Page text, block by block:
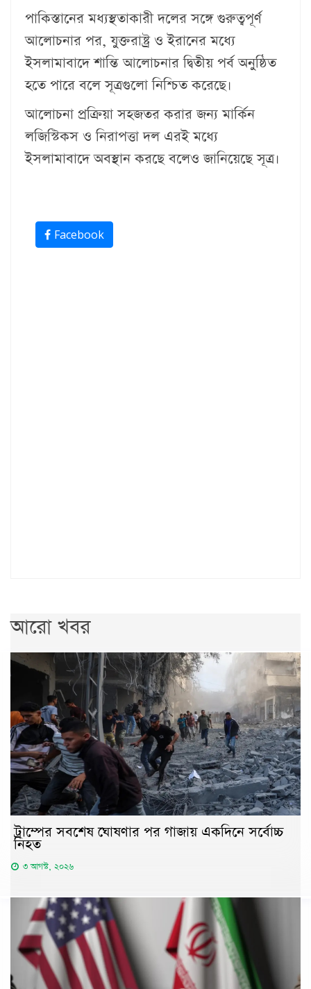
পাকিস্তানের মধ্যস্থতাকারী দলের সঙ্গে গুরুত্বপূর্ণ
আলোচনার পর, যুক্তরাষ্ট্র ও ইরানের মধ্যে
ইসলামাবাদে শান্তি আলোচনার দ্বিতীয় পর্ব অনুষ্ঠিত
হতে পারে বলে সূত্রগুলো নিশ্চিত করেছে।
আলোচনা প্রক্রিয়া সহজতর করার জন্য মার্কিন
লজিস্টিকস ও নিরাপত্তা দল এরই মধ্যে
ইসলামাবাদে অবস্থান করছে বলেও জানিয়েছে সূত্র।
Facebook
আরো খবর
ট্রাম্পের সবশেষ ঘোষণার পর গাজায় একদিনে সর্বোচ্চ
নিহত
৩ আগস্ট, ২০২৬